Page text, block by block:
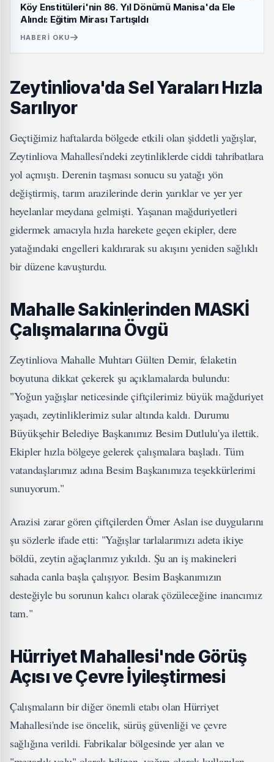
Köy Enstitüleri'nin 86. Yıl Dönümü Manisa'da Ele
Alındı: Eğitim Mirası Tartışıldı
HABERI OKU
Zeytinliova'da Sel Yaraları Hızla
Sarılıyor
Geçtiğimiz haftalarda bölgede etkili olan şiddetli yağışlar,
Zeytinliova Mahallesi'ndeki zeytinliklerde ciddi tahribatlara
yol açmıştı. Derenin taşması sonucu su yatağı yön
değiştirmiş, tarım arazilerinde derin yarıklar ve yer yer
heyelanlar meydana gelmişti. Yaşanan mağduriyetleri
gidermek amacıyla hızla harekete geçen ekipler, dere
yatağındaki engelleri kaldırarak su akışını yeniden sağlıklı
bir düzene kavuşturdu.
Mahalle Sakinlerinden MASKİ
Çalışmalarına Övgü
Zeytinliova Mahalle Muhtarı Gülten Demir, felaketin
boyutuna dikkat çekerek şu açıklamalarda bulundu:
"Yoğun yağışlar neticesinde çiftçilerimiz büyük mağduriyet
yaşadı, zeytinliklerimiz sular altında kaldı. Durumu
Büyükşehir Belediye Başkanımız Besim Dutlulu'ya ilettik.
Ekipler hızla bölgeye gelerek çalışmalara başladı. Tüm
vatandaşlarımız adına Besim Başkanımıza teşekkürlerimi
sunuyorum."
Arazisi zarar gören çiftçilerden Ömer Aslan ise duygularını
şu sözlerle ifade etti: "Yağışlar tarlalarımızı adeta ikiye
böldü, zeytin ağaçlarımız yıkıldı. Şu an iş makineleri
sahada canla başla çalışıyor. Besim Başkanımızın
desteğiyle bu sorunun kalıcı olarak çözüleceğine inancımız
tam."
Hürriyet Mahallesi'nde Görüş
Açısı ve Çevre İyileştirmesi
Çalışmaların bir diğer önemli etabı olan Hürriyet
Mahallesi'nde ise öncelik, sürüş güvenliği ve çevre
sağlığına verildi. Fabrikalar bölgesinde yer alan ve